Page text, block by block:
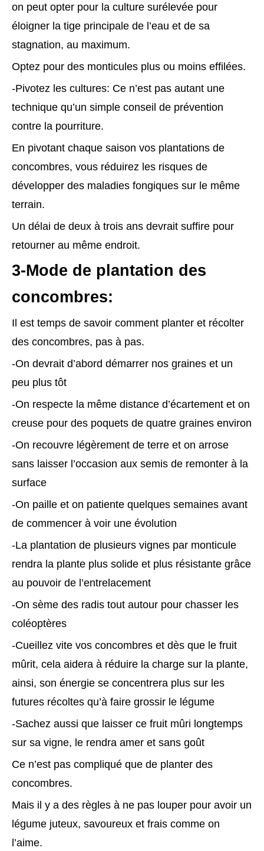
on peut opter pour la culture surélevée pour
éloigner la tige principale de l’eau et de sa
stagnation, au maximum.
Optez pour des monticules plus ou moins effilées.
-Pivotez les cultures: Ce n’est pas autant une
technique qu’un simple conseil de prévention
contre la pourriture.
En pivotant chaque saison vos plantations de
concombres, vous réduirez les risques de
développer des maladies fongiques sur le même
terrain.
Un délai de deux à trois ans devrait suffire pour
retourner au même endroit.
3-Mode de plantation des
concombres:
Il est temps de savoir comment planter et récolter
des concombres, pas à pas.
-On devrait d’abord démarrer nos graines et un
peu plus tôt
-On respecte la même distance d’écartement et on
creuse pour des poquets de quatre graines environ
-On recouvre légèrement de terre et on arrose
sans laisser l’occasion aux semis de remonter à la
surface
-On paille et on patiente quelques semaines avant
de commencer à voir une évolution
-La plantation de plusieurs vignes par monticule
rendra la plante plus solide et plus résistante grâce
au pouvoir de l’entrelacement
-On sème des radis tout autour pour chasser les
coléoptères
-Cueillez vite vos concombres et dès que le fruit
mûrit, cela aidera à réduire la charge sur la plante,
ainsi, son énergie se concentrera plus sur les
futures récoltes qu’à faire grossir le légume
-Sachez aussi que laisser ce fruit mûri longtemps
sur sa vigne, le rendra amer et sans goût
Ce n’est pas compliqué que de planter des
concombres.
Mais il y a des règles à ne pas louper pour avoir un
légume juteux, savoureux et frais comme on
l’aime.